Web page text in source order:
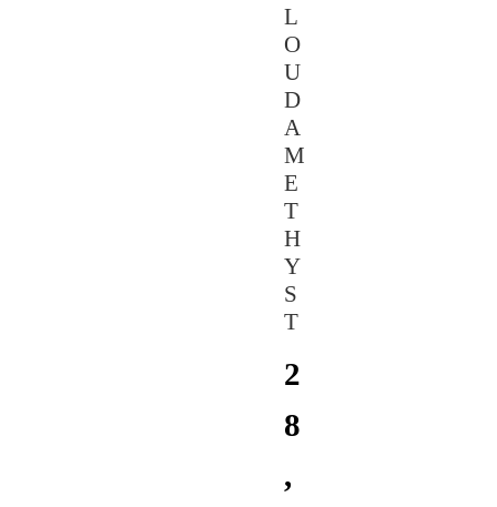
L
O
U
D
A
M
E
T
H
Y
S
T
2
8
,